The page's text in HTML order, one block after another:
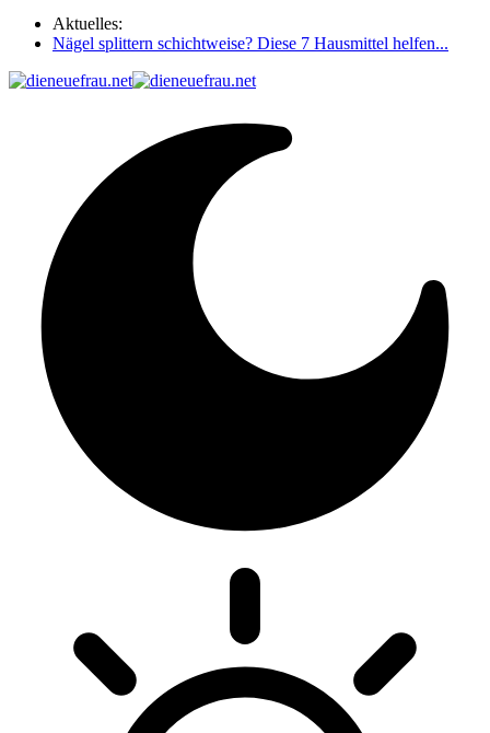
Aktuelles:
Nägel splittern schichtweise? Diese 7 Hausmittel helfen...